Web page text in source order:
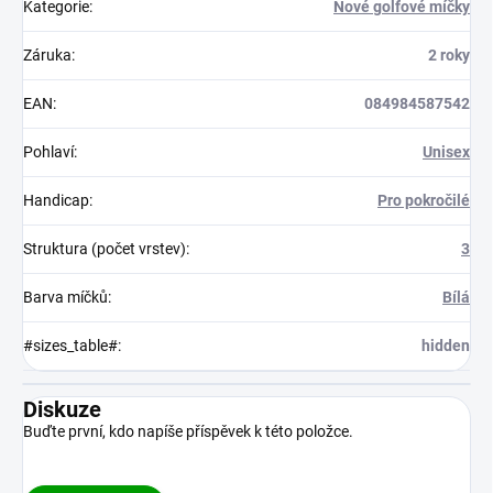
Kategorie: Nové golfové míčky
Záruka: 2 roky
EAN: 084984587542
Pohlaví: Unisex
Handicap: Pro pokročilé
Struktura (počet vrstev): 3
Barva míčků: Bílá
#sizes_table#: hidden
Diskuze
Buďte první, kdo napíše příspěvek k této položce.